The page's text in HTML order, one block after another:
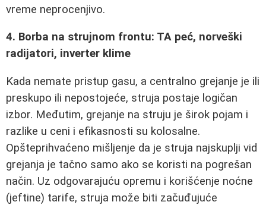
vreme neprocenjivo.
4. Borba na strujnom frontu: TA peć, norveški
radijatori, inverter klime
Kada nemate pristup gasu, a centralno grejanje je ili
preskupo ili nepostojeće, struja postaje logičan
izbor. Međutim, grejanje na struju je širok pojam i
razlike u ceni i efikasnosti su kolosalne.
Opšteprihvaćeno mišljenje da je struja najskuplji vid
grejanja je tačno samo ako se koristi na pogrešan
način. Uz odgovarajuću opremu i korišćenje noćne
(jeftine) tarife, struja može biti začuđujuće